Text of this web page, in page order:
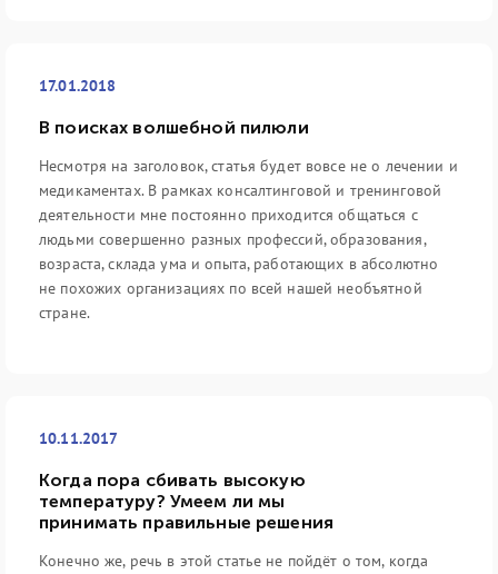
17.01.2018
В поисках волшебной пилюли
Несмотря на заголовок, статья будет вовсе не о лечении и
медикаментах. В рамках консалтинговой и тренинговой
деятельности мне постоянно приходится общаться с
людьми совершенно разных профессий, образования,
возраста, склада ума и опыта, работающих в абсолютно
не похожих организациях по всей нашей необъятной
стране.
10.11.2017
Когда пора сбивать высокую
температуру? Умеем ли мы
принимать правильные решения
Конечно же, речь в этой статье не пойдёт о том, когда